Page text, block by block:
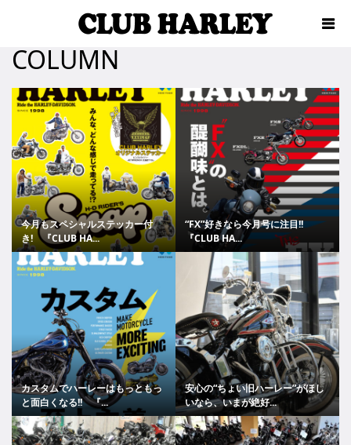
COLUMN
今月もスペシャルステッカー付
き! 『CLUB HA...
“FX”好きなら今月号に注目!!
『CLUB HA...
カスタムでハーレーはもっともっ
と面白くなる!! 『...
安心の“ちょい旧ハーレー”がほし
いなら、いまが絶好...